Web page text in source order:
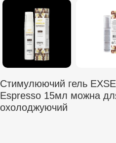
Стимулюючий гель
Espresso 15мл можна
охолоджуючий